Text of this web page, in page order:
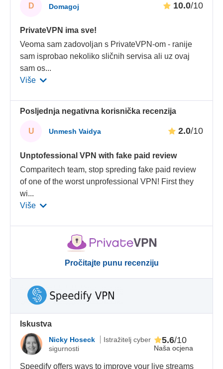
D Domagoj 10.0/10
PrivateVPN ima sve!
Veoma sam zadovoljan s PrivateVPN-om - ranije
sam isprobao nekoliko sličnih servisa ali uz ovaj
sam os...
Više
Posljednja negativna korisnička recenzija
U Unmesh Vaidya 2.0/10
Unptofessional VPN with fake paid review
Comparitech team, stop spreding fake paid review
of one of the worst unprofessional VPN! First they
wi...
Više
Pročitajte punu recenziju
Iskustva
Nicky Hoseck
Istražitelj cyber
sigurnosti
Naša ocjena
5.6/10
Speedify offers ways to improve your live streams